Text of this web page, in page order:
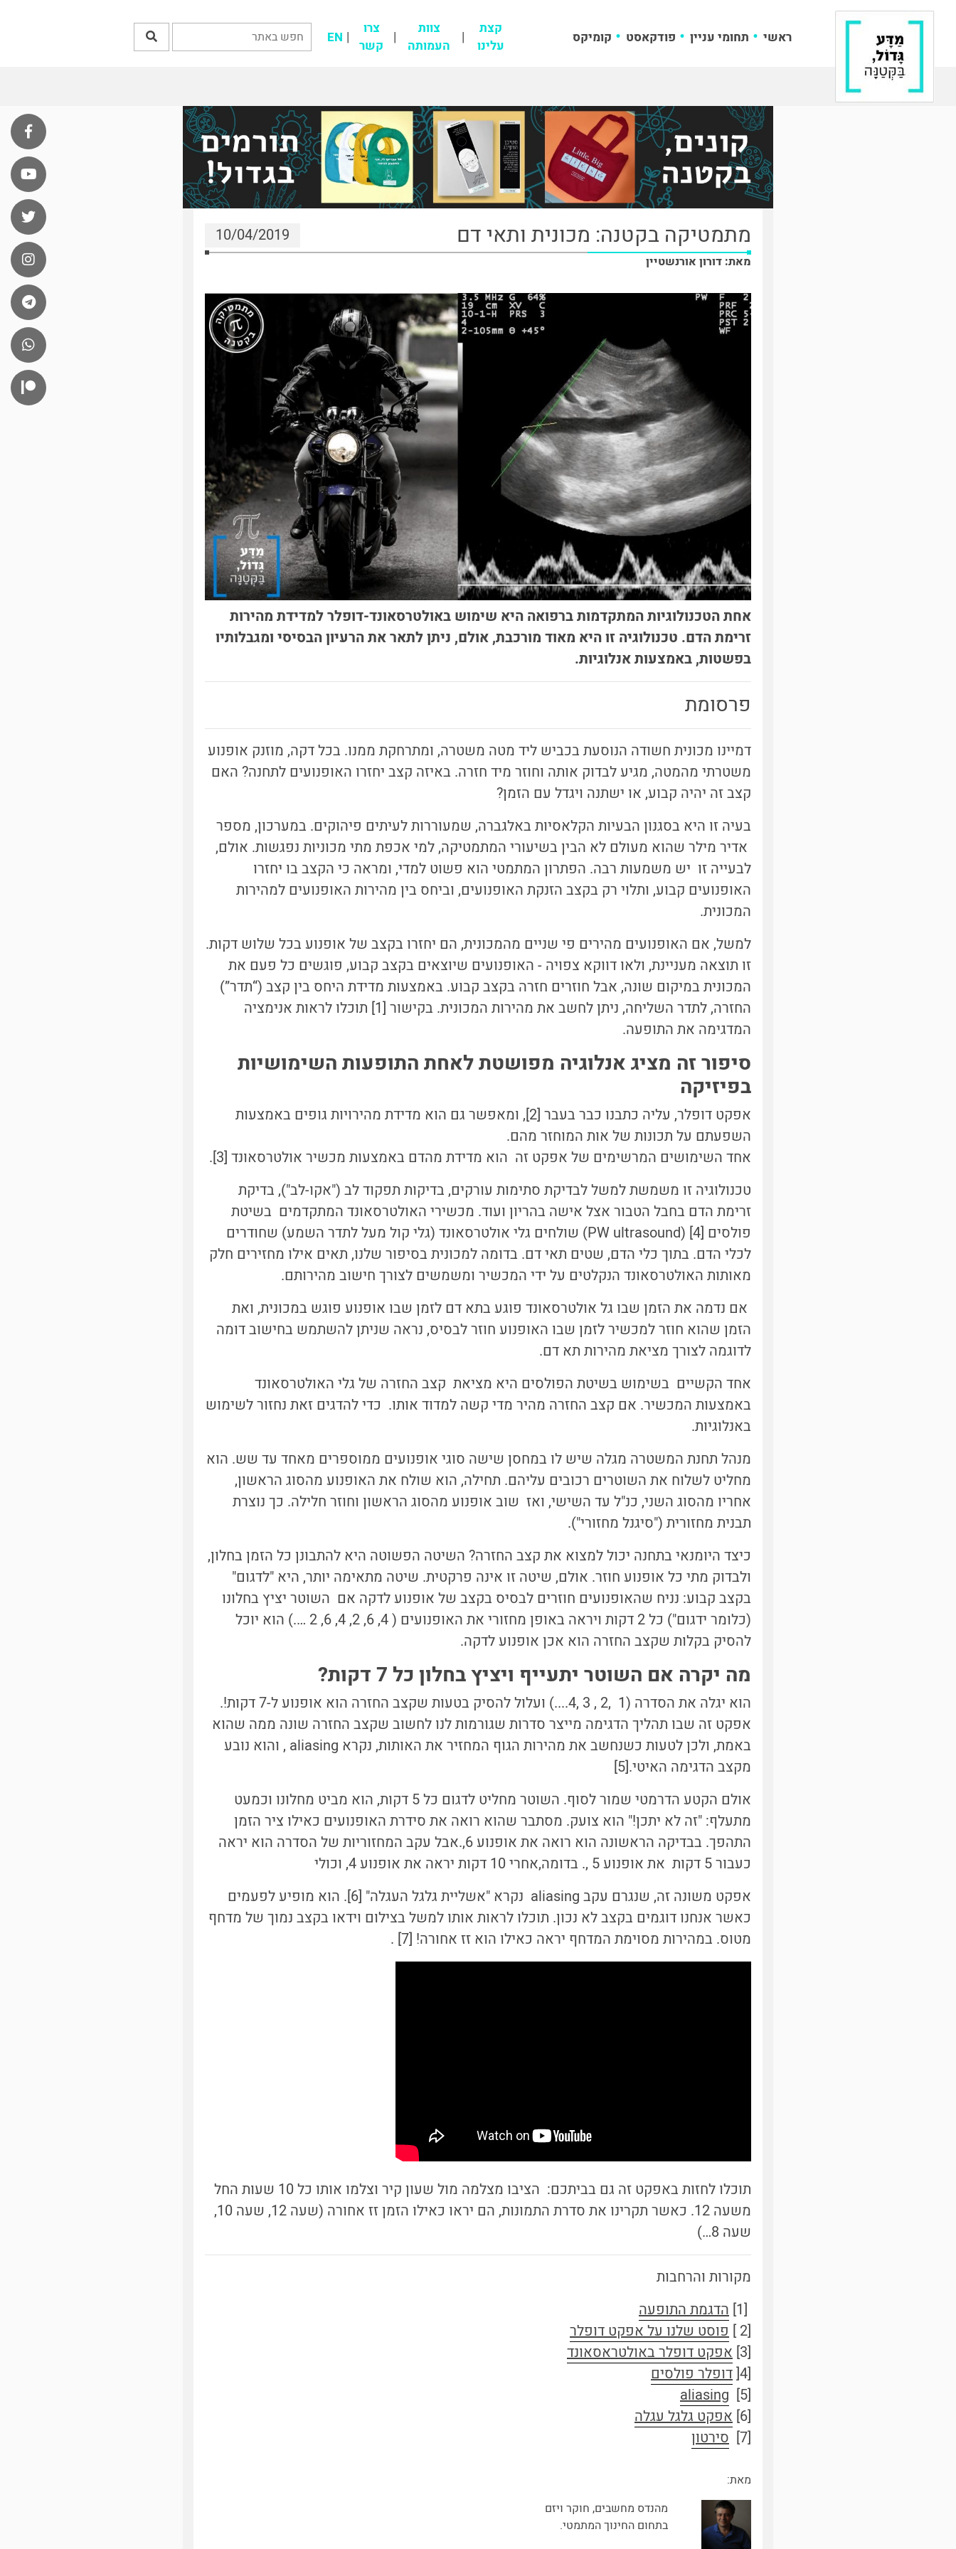
ראשי תחומי עניין פודקאסט קומיקס
קצת
עלינו
צוות
העמותה
צרו
קשר
EN
מתמטיקה בקטנה: מכונית ותאי דם 10/04/2019
מאת: דורון אורנשטיין
אחת הטכנולוגיות המתקדמות ברפואה היא שימוש באולטרסאונד-דופלר למדידת מהירות
זרימת הדם. טכנולוגיה זו היא מאוד מורכבת, אולם, ניתן לתאר את הרעיון הבסיסי ומגבלותיו
בפשטות, באמצעות אנלוגיות.
פרסומת
דמיינו מכונית חשודה הנוסעת בכביש ליד מטה משטרה, ומתרחקת ממנו. בכל דקה, מוזנק אופנוע
משטרתי מהמטה, מגיע לבדוק אותה וחוזר מיד חזרה. באיזה קצב יחזרו האופנועים לתחנה? האם
קצב זה יהיה קבוע, או ישתנה ויגדל עם הזמן?
בעיה זו היא בסגנון הבעיות הקלאסיות באלגברה, שמעוררות לעיתים פיהוקים. במערכון, מספר
אדיר מילר שהוא מעולם לא הבין בשיעורי המתמטיקה, למי אכפת מתי מכוניות נפגשות. אולם,
לבעייה זו יש משמעות רבה. הפתרון המתמטי הוא פשוט למדי, ומראה כי הקצב בו יחזרו
האופנועים קבוע, ותלוי רק בקצב הזנקת האופנועים, וביחס בין מהירות האופנועים למהירות
המכונית.
למשל, אם האופנועים מהירים פי שניים מהמכונית, הם יחזרו בקצב של אופנוע בכל שלוש דקות.
זו תוצאה מעניינת, ולאו דווקא צפויה - האופנועים שיוצאים בקצב קבוע, פוגשים כל פעם את
המכונית במיקום שונה, אבל חוזרים חזרה בקצב קבוע. באמצעות מדידת היחס בין קצב (“תדר”)
החזרה, לתדר השליחה, ניתן לחשב את מהירות המכונית. בקישור [1] תוכלו לראות אנימציה
המדגימה את התופעה.
סיפור זה מציג אנלוגיה מפושטת לאחת התופעות השימושיות
בפיזיקה
אפקט דופלר, עליה כתבנו כבר בעבר [2], ומאפשר גם הוא מדידת מהירויות גופים באמצעות
השפעתם על תכונות של אות המוחזר מהם.
אחד השימושים המרשימים של אפקט זה הוא מדידת מהדם באמצעות מכשיר אולטרסאונד [3].
טכנולוגיה זו משמשת למשל לבדיקת סתימות עורקים, בדיקות תפקוד לב ("אקו-לב"), בדיקת
זרימת הדם בחבל הטבור אצל אישה בהריון ועוד. מכשירי האולטרסאונד המתקדמים בשיטת
פולסים [4] (PW ultrasound) שולחים גלי אולטרסאונד (גלי קול מעל לתדר השמע) שחודרים
לכלי הדם. בתוך כלי הדם, שטים תאי דם. בדומה למכונית בסיפור שלנו, תאים אילו מחזירים חלק
מאותות האולטרסאונד הנקלטים על ידי המכשיר ומשמשים לצורך חישוב מהירותם.
אם נדמה את הזמן שבו גל אולטרסאונד פוגע בתא דם לזמן שבו אופנוע פוגש במכונית, ואת
הזמן שהוא חוזר למכשיר לזמן שבו האופנוע חוזר לבסיס, נראה שניתן להשתמש בחישוב דומה
לדוגמה לצורך מציאת מהירות תא דם.
אחד הקשיים בשימוש בשיטת הפולסים היא מציאת קצב החזרה של גלי האולטרסאונד
באמצעות המכשיר. אם קצב החזרה מהיר מדי קשה למדוד אותו. כדי להדגים זאת נחזור לשימוש
באנלוגיות.
מנהל תחנת המשטרה מגלה שיש לו במחסן שישה סוגי אופנועים ממוספרים מאחד עד שש. הוא
מחליט לשלוח את השוטרים רכובים עליהם. תחילה, הוא שולח את האופנוע מהסוג הראשון,
אחריו מהסוג השני, כנ"ל עד השישי, ואז שוב אופנוע מהסוג הראשון וחוזר חלילה. כך נוצרת
תבנית מחזורית ("סיגנל מחזורי").
כיצד היומנאי בתחנה יכול למצוא את קצב החזרה? השיטה הפשוטה היא להתבונן כל הזמן בחלון,
ולבדוק מתי כל אופנוע חוזר. אולם, שיטה זו אינה פרקטית. שיטה מתאימה יותר, היא "לדגום"
בקצב קבוע: נניח שהאופנועים חוזרים לבסיס בקצב של אופנוע לדקה אם השוטר יציץ בחלונו
(כלומר ידגום") כל 2 דקות ויראה באופן מחזורי את האופנועים ( 4, 6, 2, 4, 6, 2 ….) הוא יוכל
להסיק בקלות שקצב החזרה הוא אכן אופנוע לדקה.
מה יקרה אם השוטר יתעייף ויציץ בחלון כל 7 דקות?
הוא יגלה את הסדרה (1 ,2 , 3 ,4....) ועלול להסיק בטעות שקצב החזרה הוא אופנוע ל-7 דקות!.
אפקט זה שבו תהליך הדגימה מייצר סדרות שגורמות לנו לחשוב שקצב החזרה שונה ממה שהוא
באמת, ולכן לטעות כשנחשב את מהירות הגוף המחזיר את האותות, נקרא aliasing , והוא נובע
מקצב הדגימה האיטי.[5]
אולם הקטע הדרמטי שמור לסוף. השוטר מחליט לדגום כל 5 דקות, הוא מביט מחלונו וכמעט
מתעלף: "זה לא יתכן!" הוא צועק. מסתבר שהוא רואה את סידרת האופנועים כאילו ציר הזמן
התהפך. בבדיקה הראשונה הוא רואה את אופנוע 6,.אבל עקב המחזוריות של הסדרה הוא יראה
כעבור 5 דקות את אופנוע 5 ,. בדומה,אחרי 10 דקות יראה את אופנוע 4, וכולי
אפקט משונה זה, שנגרם עקב aliasing נקרא "אשליית גלגל העגלה" [6]. הוא מופיע לפעמים
כאשר אנחנו דוגמים בקצב לא נכון. תוכלו לראות אותו למשל בצילום וידאו בקצב נמוך של מדחף
מטוס. במהירות מסוימת המדחף יראה כאילו הוא זז אחורה! [7] .
תוכלו לחזות באפקט זה גם בביתכם: הציבו מצלמה מול שעון קיר וצלמו אותו כל 10 שעות החל
משעה 12. כאשר תקרינו את סדרת התמונות, הם יראו כאילו הזמן זז אחורה (שעה 12, שעה 10,
שעה 8…)
מקורות והרחבות
[1]
הדגמת התופעה
[2 ]
פוסט שלנו על אפקט דופלר
[3]
אפקט דופלר באולטראסאונד
[4[
דופלר פולסים
[5]
aliasing
[6]
אפקט גלגל עגלה
[7]
סירטון
מאת:
מהנדס מחשבים, חוקר ויזם
בתחום החינוך המתמטי.